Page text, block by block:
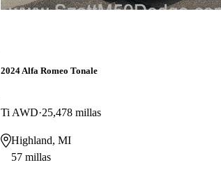
2024 Alfa Romeo Tonale
Ti AWD 25,478 millas
Highland, MI
57 millas